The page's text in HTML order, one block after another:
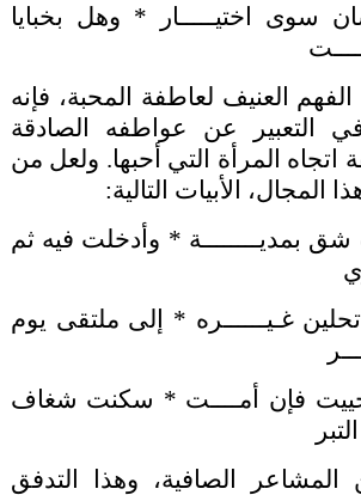
سوى اختيـــــار * وهل بخبايا
العنيف لعاطفة المحبة، فإنه
التعبير عن عواطفه الصادقة
اتجاه المرأة التي أحبها. ولعل من
الأبيات التالية:
بمديــــــــة * وأدخلت فيه ثم
غـيــــــره * إلى ملتقى يوم
فإن أمــــت * سكنت شغاف
الصافية، وهذا التدفق